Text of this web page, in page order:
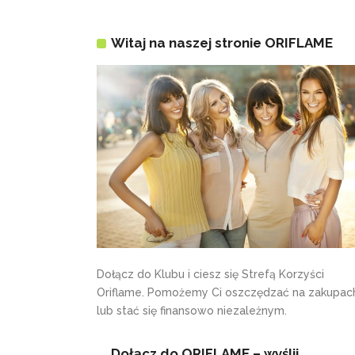
Witaj na naszej stronie ORIFLAME
Dołącz do Klubu i ciesz się Strefą Korzyści
Oriflame. Pomożemy Ci oszczędzać na
lub stać się finansowo niezależnym.